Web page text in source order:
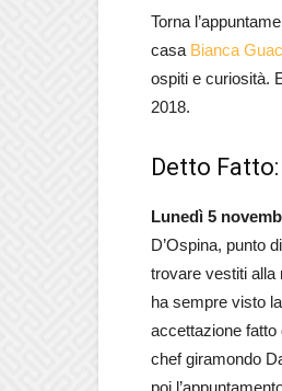
Torna
casa Bianca
ospiti e curiosità.
2018.
Detto
Lunedì 5
D’Ospina, punto
trovare vestiti alla
ha sempre visto
accettazione fatto
chef giramondo
poi